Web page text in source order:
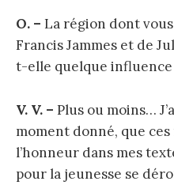
O. – La région dont
Francis Jammes et de
t-elle quelque
V. V. – Plus ou moins…
moment donné, que
l’honneur dans mes
pour la jeunesse se